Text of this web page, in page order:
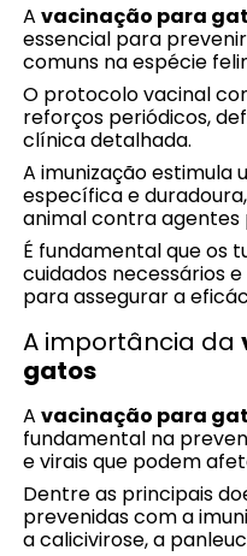
Avacinação para
essencial para
comuns na espécie
O protocolo vacinal
reforços periódicos,
clínica detalhada.
A imunização estimula
específica e
animal contra agentes
É fundamental que os
cuidados necessários
para assegurar a
A importância da
gatos
Avacinação para
fundamental na
e virais que podem
Dentre as principais
prevenidas com a
a calicivirose, a